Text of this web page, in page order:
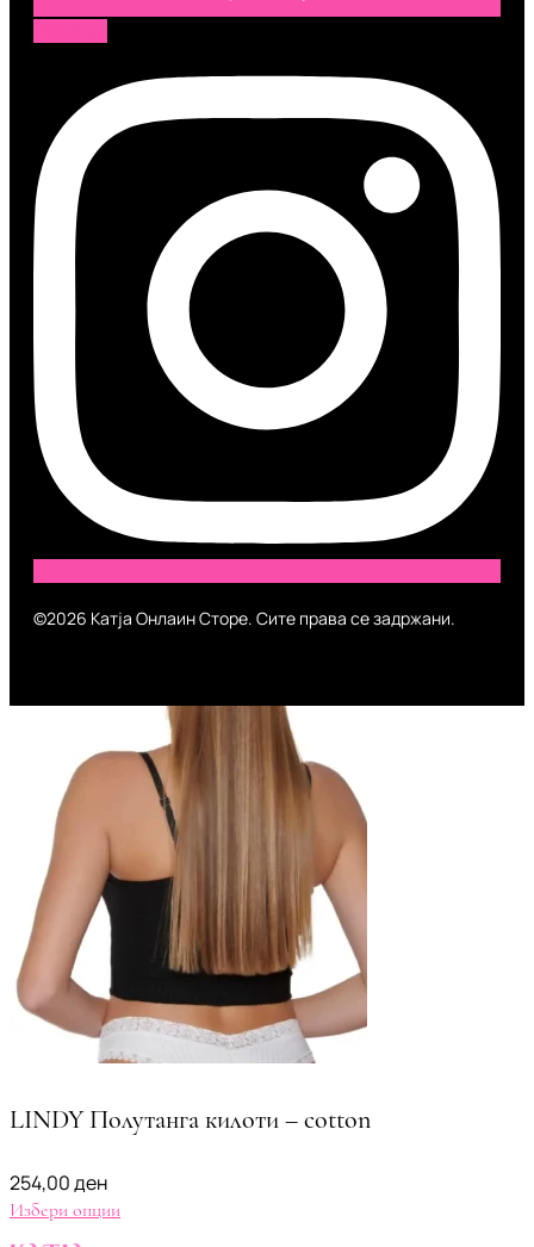
©2026 Катја Онлаин Сторе. Сите права се задржани.
LINDY Полутанга килоти – cotton
254,00ден
Избери опции